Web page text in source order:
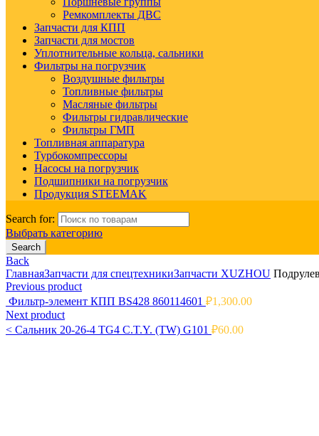
Ремкомплекты ДВС
Запчасти для КПП
Запчасти для мостов
Уплотнительные кольца, сальники
Фильтры на погрузчик
Воздушные фильтры
Топливные фильтры
Масляные фильтры
Фильтры гидравлические
Фильтры ГМП
Топливная аппаратура
Турбокомпрессоры
Насосы на погрузчик
Подшипники на погрузчик
Продукция STEEMAK
Search for:
Выбрать категорию
Search
Back
ГлавнаяЗапчасти для спецтехникиЗапчасти XUZHOU
Previous product
Фильтр-элемент КПП BS428 860114601 ₽1,300.00
Next product
< Сальник 20-26-4 TG4 C.T.Y. (TW) G101 ₽60.00